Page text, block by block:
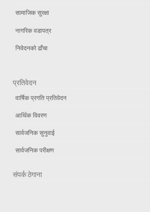
सामाजिक सुरक्षा
नागरिक वडापत्र
निवेदनको ढाँचा
प्रतिवेदन
वार्षिक प्रगति प्रतिवेदन
आर्थिक विवरण
सार्वजनिक सुनुवाई
सार्वजनिक परीक्षण
संपर्क ठेगाना